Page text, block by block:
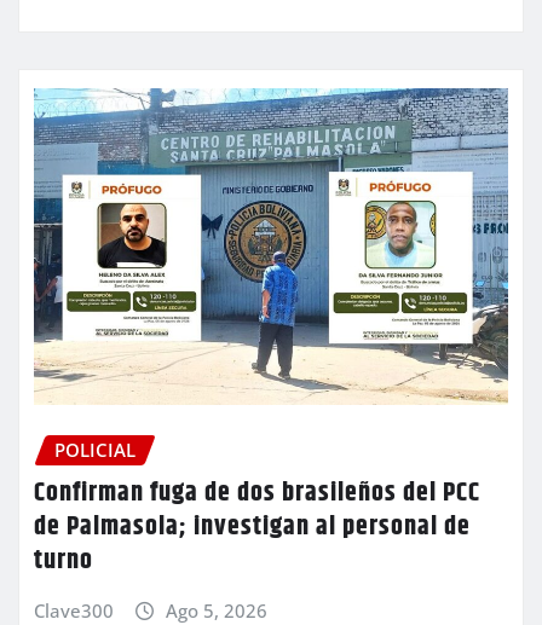
POLICIAL
Confirman fuga de dos brasileños del PCC
de Palmasola; investigan al personal de
turno
Clave300 Ago 5, 2026